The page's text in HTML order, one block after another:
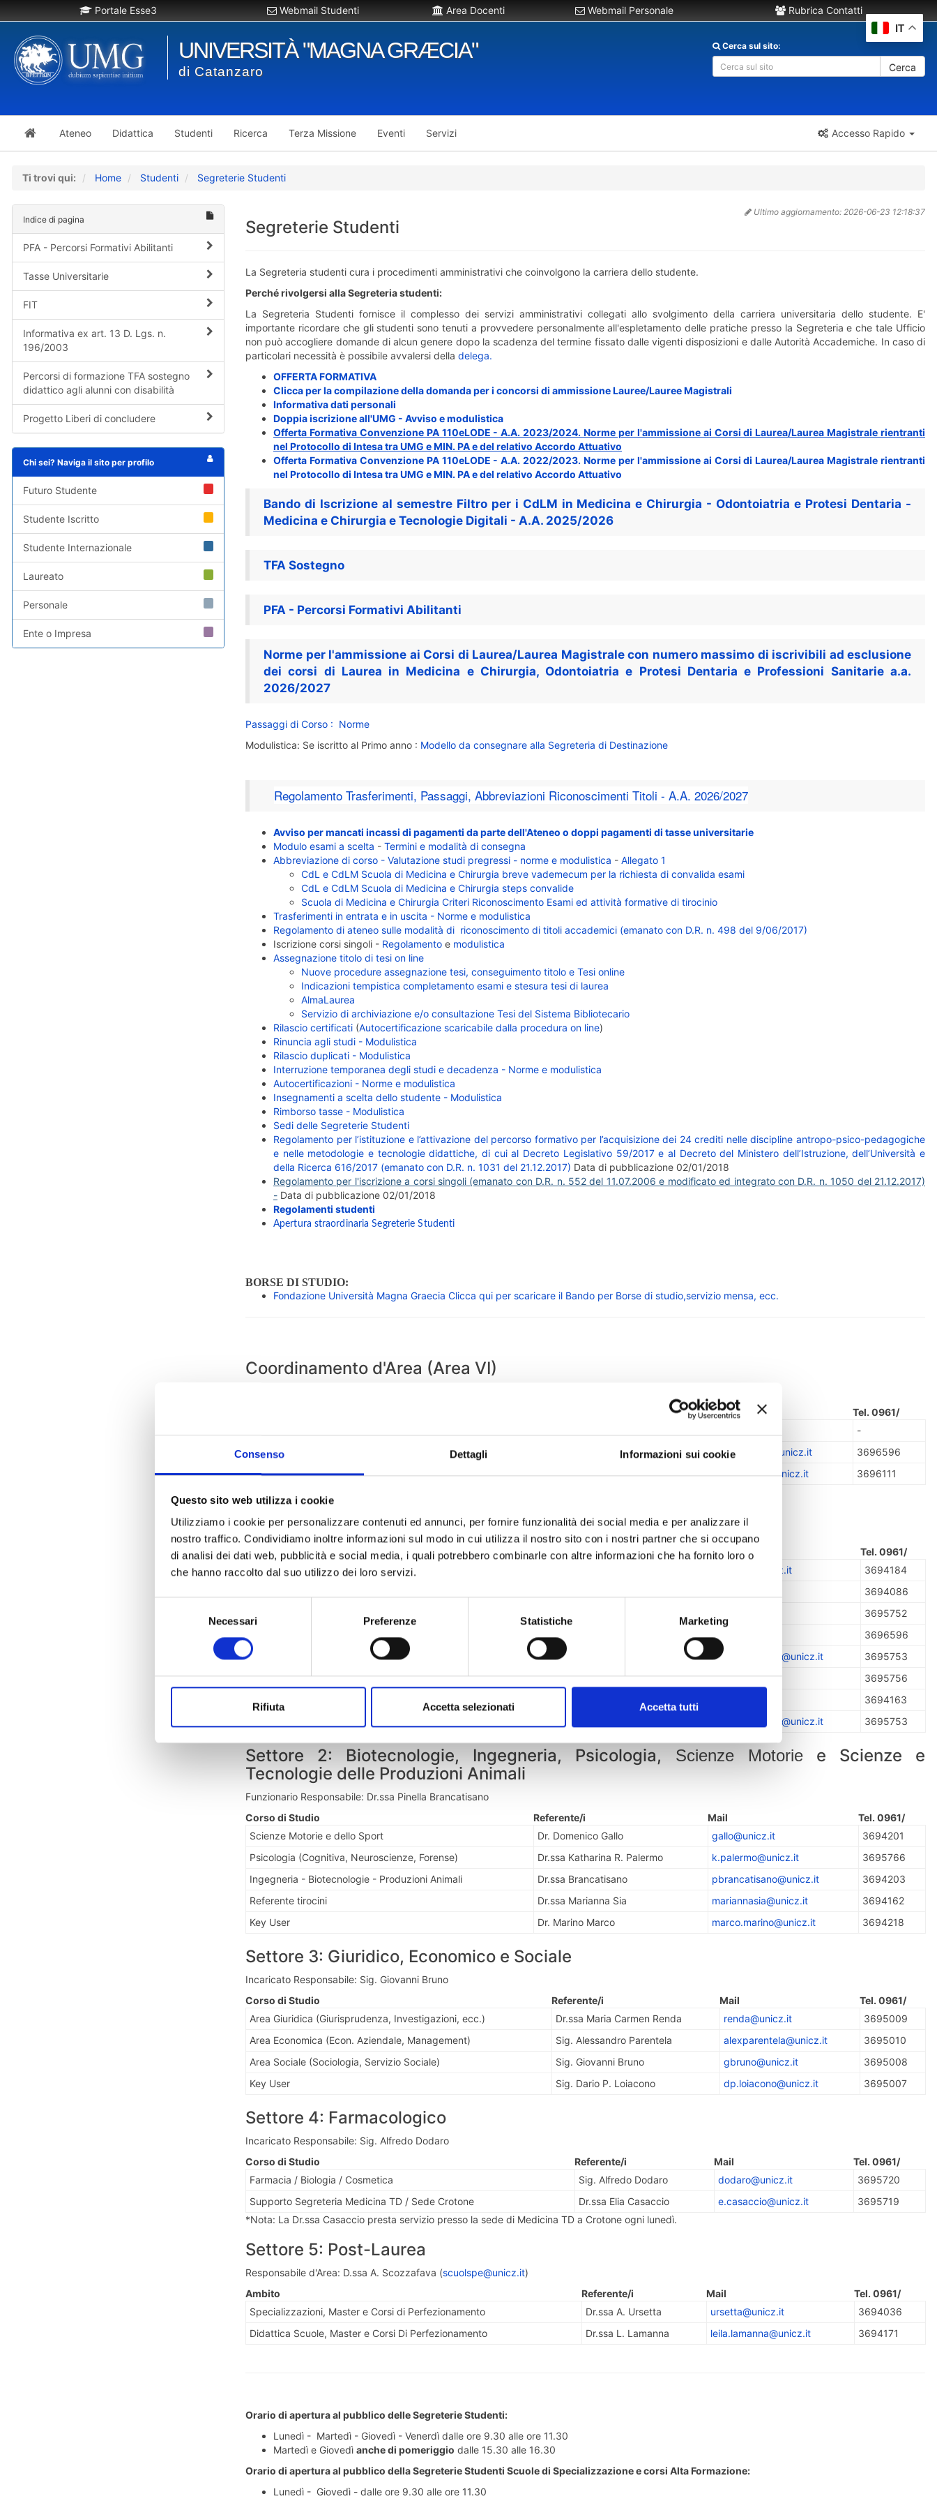
Consenso Dettagli Informazioni sui cookie
Questo sito web utilizza i cookie
Utilizziamo i cookie per personalizzare contenuti ed annunci, per fornire funzionalità dei social media e per analizzare il
nostro traffico. Condividiamo inoltre informazioni sul modo in cui utilizza il nostro sito con i nostri partner che si occupano
di analisi dei dati web, pubblicità e social media, i quali potrebbero combinarle con altre informazioni che ha fornito loro o
che hanno raccolto dal suo utilizzo dei loro servizi.
Necessari Preferenze Statistiche Marketing
Rifiuta Accetta selezionati Accetta tutti
Portale Esse3 Webmail Studenti Area Docenti Webmail Personale Rubrica Contatti
UNIVERSITÀ "MAGNA GRÆCIA"
di Catanzaro
Cerca sul sito:
Cerca
Ateneo Didattica Studenti Ricerca Terza Missione Eventi Servizi Accesso Rapido
Ti trovi qui: Home Studenti Segreterie Studenti
Indice di pagina
PFA - Percorsi Formativi Abilitanti
Tasse Universitarie
FIT
Informativa ex art. 13 D. Lgs. n.
196/2003
Percorsi di formazione TFA sostegno
didattico agli alunni con disabilità
Progetto Liberi di concludere
Chi sei? Naviga il sito per profilo
Futuro Studente
Studente Iscritto
Studente Internazionale
Laureato
Personale
Ente o Impresa
Ultimo aggiornamento: 2026-06-23 12:18:37
Segreterie Studenti
La Segreteria studenti cura i procedimenti amministrativi che coinvolgono la carriera dello studente.
Perché rivolgersi alla Segreteria studenti:
La Segreteria Studenti fornisce il complesso dei servizi amministrativi collegati allo svolgimento della carriera universitaria dello studente. E'
importante ricordare che gli studenti sono tenuti a provvedere personalmente all'espletamento delle pratiche presso la Segreteria e che tale Ufficio
non può accogliere domande di alcun genere dopo la scadenza del termine fissato dalle vigenti disposizioni e dalle Autorità Accademiche. In caso di
particolari necessità è possibile avvalersi della delega.
OFFERTA FORMATIVA
Clicca per la compilazione della domanda per i concorsi di ammissione Lauree/Lauree Magistrali
Informativa dati personali
Doppia iscrizione all'UMG - Avviso e modulistica
Offerta Formativa Convenzione PA 110eLODE - A.A. 2023/2024. Norme per l'ammissione ai Corsi di Laurea/Laurea Magistrale rientranti
nel Protocollo di Intesa tra UMG e MIN. PA e del relativo Accordo Attuativo
Offerta Formativa Convenzione PA 110eLODE - A.A. 2022/2023. Norme per l'ammissione ai Corsi di Laurea/Laurea Magistrale rientranti
nel Protocollo di Intesa tra UMG e MIN. PA e del relativo Accordo Attuativo
Bando di Iscrizione al semestre Filtro per i CdLM in Medicina e Chirurgia - Odontoiatria e Protesi Dentaria -
Medicina e Chirurgia e Tecnologie Digitali - A.A. 2025/2026
TFA Sostegno
PFA - Percorsi Formativi Abilitanti
Norme per l'ammissione ai Corsi di Laurea/Laurea Magistrale con numero massimo di iscrivibili ad esclusione
dei corsi di Laurea in Medicina e Chirurgia, Odontoiatria e Protesi Dentaria e Professioni Sanitarie a.a.
2026/2027
Passaggi di Corso : Norme
Modulistica: Se iscritto al Primo anno : Modello da consegnare alla Segreteria di Destinazione
Regolamento Trasferimenti, Passaggi, Abbreviazioni Riconoscimenti Titoli - A.A. 2026/2027
Avviso per mancati incassi di pagamenti da parte dell'Ateneo o doppi pagamenti di tasse universitarie
Modulo esami a scelta - Termini e modalità di consegna
Abbreviazione di corso - Valutazione studi pregressi - norme e modulistica - Allegato 1
CdL e CdLM Scuola di Medicina e Chirurgia breve vademecum per la richiesta di convalida esami
CdL e CdLM Scuola di Medicina e Chirurgia steps convalide
Scuola di Medicina e Chirurgia Criteri Riconoscimento Esami ed attività formative di tirocinio
Trasferimenti in entrata e in uscita - Norme e modulistica
Regolamento di ateneo sulle modalità di riconoscimento di titoli accademici (emanato con D.R. n. 498 del 9/06/2017)
Iscrizione corsi singoli - Regolamento e modulistica
Assegnazione titolo di tesi on line
Nuove procedure assegnazione tesi, conseguimento titolo e Tesi online
Indicazioni tempistica completamento esami e stesura tesi di laurea
AlmaLaurea
Servizio di archiviazione e/o consultazione Tesi del Sistema Bibliotecario
Rilascio certificati (Autocertificazione scaricabile dalla procedura on line)
Rinuncia agli studi - Modulistica
Rilascio duplicati - Modulistica
Interruzione temporanea degli studi e decadenza - Norme e modulistica
Autocertificazioni - Norme e modulistica
Insegnamenti a scelta dello studente - Modulistica
Rimborso tasse - Modulistica
Sedi delle Segreterie Studenti
Regolamento per l’istituzione e l’attivazione del percorso formativo per l’acquisizione dei 24 crediti nelle discipline antropo-psico-pedagogiche
e nelle metodologie e tecnologie didattiche, di cui al Decreto Legislativo 59/2017 e al Decreto del Ministero dell’Istruzione, dell’Università e
della Ricerca 616/2017 (emanato con D.R. n. 1031 del 21.12.2017) Data di pubblicazione 02/01/2018
Regolamento per l'iscrizione a corsi singoli (emanato con D.R. n. 552 del 11.07.2006 e modificato ed integrato con D.R. n. 1050 del 21.12.2017)
- Data di pubblicazione 02/01/2018
Regolamenti studenti
Apertura straordinaria Segreterie Studenti
BORSE DI STUDIO:
Fondazione Università Magna Graecia Clicca qui per scaricare il Bando per Borse di studio,servizio mensa, ecc.
Coordinamento d'Area (Area VI)
Mail
Tel. 0961/
-
Innovazione Servizi Digitali
Dr.ssa Maura Gigliotti mgigliotti@unicz.it
3696596
Conservatoria Verbali e Rilascio Pergamene
Dr. Giampiero De Santis desantis@unicz.it 3696111
Settore 1: Accesso Programmato Nazionale
Funzionario Responsabile: Dr. Francesco Maurici (
Corso di Studio / Ambito
Referente/i Mail
Tel. 0961/
Medicina e Chirurgia / Medicina TD / Veterinaria
plati.stefania@unicz.it
3694184
3694086
3695752
Scienze della Formazione Primaria (dal 01/08/26)
Dr.ssa Maura Gigliotti mgigliotti@unicz.it
3696596
Front Office - Medicina / Key User
Sig. Domenico D’Agostino dagostinodomenico@unicz.it
3695753
Front Office - Prof. Sanitarie / Odontoiatria
Dott. Luigi Martino l.martino@unicz.it
3695756
3694163
dagostinodomenico@unicz.it 3695753
Settore 2: Biotecnologie, Ingegneria, Psicologia, Scienze Motoriee Scienze e
Tecnologie delle Produzioni Animali
Funzionario Responsabile: Dr.ssa Pinella Brancatisano
Corso di Studio
Referente/i Mail
Tel. 0961/
Scienze Motorie e dello Sport
Dr. Domenico Gallo gallo@unicz.it
3694201
Psicologia (Cognitiva, Neuroscienze, Forense)
Dr.ssa Katharina R. Palermo k.palermo@unicz.it
3695766
Ingegneria - Biotecnologie - Produzioni Animali
Dr.ssa Brancatisano pbrancatisano@unicz.it
3694203
Referente tirocini
Dr.ssa Marianna Sia mariannasia@unicz.it
3694162
Key User
Dr. Marino Marco marco.marino@unicz.it 3694218
Settore 3: Giuridico, Economico e Sociale
Incaricato Responsabile: Sig. Giovanni Bruno
Corso di Studio
Referente/i Mail
Tel. 0961/
Area Giuridica (Giurisprudenza, Investigazioni, ecc.)
Dr.ssa Maria Carmen Renda renda@unicz.it
3695009
Area Economica (Econ. Aziendale, Management)
Sig. Alessandro Parentela alexparentela@unicz.it
3695010
Area Sociale (Sociologia, Servizio Sociale)
Sig. Giovanni Bruno gbruno@unicz.it
3695008
Key User
Sig. Dario P. Loiacono dp.loiacono@unicz.it 3695007
Settore 4: Farmacologico
Incaricato Responsabile: Sig. Alfredo Dodaro
Corso di Studio
Referente/i Mail
Tel. 0961/
Farmacia / Biologia / Cosmetica
Sig. Alfredo Dodaro dodaro@unicz.it
3695720
Supporto Segreteria Medicina TD / Sede Crotone
Dr.ssa Elia Casaccio e.casaccio@unicz.it
3695719
*Nota: La Dr.ssa Casaccio presta servizio presso la sede di Medicina TD a Crotone ogni lunedì.
Settore 5: Post-Laurea
Responsabile d'Area: D.ssa A. Scozzafava (scuolspe@unicz.it)
Ambito
Referente/i Mail
Tel. 0961/
Specializzazioni, Master e Corsi di Perfezionamento
Dr.ssa A. Ursetta ursetta@unicz.it
3694036
Didattica Scuole, Master e Corsi Di Perfezionamento
Dr.ssa L. Lamanna leila.lamanna@unicz.it 3694171
Orario di apertura al pubblico delle Segreterie Studenti:
Lunedì - Martedì - Giovedì - Venerdì dalle ore 9.30 alle ore 11.30
Martedì e Giovedì anche di pomeriggio dalle 15.30 alle 16.30
Orario di apertura al pubblico della Segreterie Studenti Scuole di Specializzazione e corsi Alta Formazione:
Lunedì - Giovedì - dalle ore 9.30 alle ore 11.30
IT